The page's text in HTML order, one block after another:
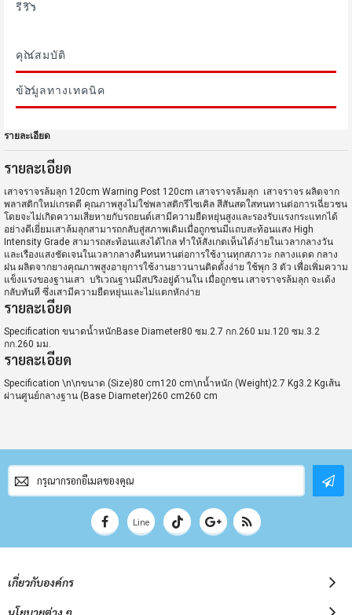
รีวิว
คุณสมบัติ
ข้อมูลทางเทคนิค
รายละเอียด
รายละเอียด
เสาจราจรล้มลุก 120cm Warning Post 120cm เสาจราจรล้มลุก เสาจราจร ผลิตจาก
พลาสติกใหม่เกรดดี คุณภาพสูงไม่ใช่พลาสติกรีไซเคิล สีสันสดใสทนทานต่อการเฉี่ยวชน
โดยจะไม่เกิดความเสียหายกับรถยนต์เสามีความยืดหยุ่นสูงและรองรับแรงกระแทกได้
อย่างดีเยี่ยมเสาล้มลุกสามารถกลับสู่สภาพเดิมเมื่อถูกชนมีแถบสะท้อนแสง High
Intensity Grade สามารถสะท้อนแสงได้ไกล ทำให้สังเกตเห็นได้ง่ายในเวลากลางวัน
และเรืองแสงชัดเจนในเวลากลางคืนทนทานต่อการใช้งานทุกสภาวะ กลางแดด กลาง
ฝน ผลิตจากยางคุณภาพสูงอายุการใช้งานยาวนานติดตั้งง่าย ใช้พุก 3 ตัว เพื่อเพิ่มความ
แข็งแรงของฐานเสา บริเวณฐานมีสปริงอยู่ด้านใน เมื่อถูกชน เสาจราจรล้มลุก จะเด้ง
กลับทันที ซึ่งเสามีความยืดหยุ่นและไม่แตกหักง่าย
รายละเอียด
Specification ขนาดน้ำหนักBase Diameter80 ซม.2.7 กก.260 มม.120 ซม.3.2
กก.260 มม.
รายละเอียด
Specification \n\nขนาด (Size)80 cm120 cm\nน้ำหนัก (Weight)2.7 Kg3.2 Kgเส้น
ผ่านศูนย์กลางฐาน (Base Diameter)260 cm260 cm
สมัคร
สมาชิก
จดหมาย
Line
เกี่ยวกับองค์กร
นโยบายต่าง ๆ